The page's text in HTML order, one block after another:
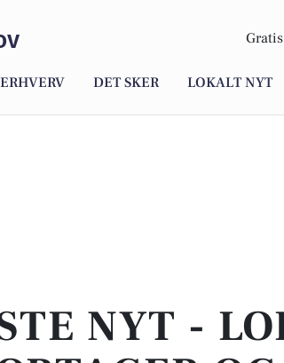
ERHVERV DET SKER LOKALT NYT
NYT -